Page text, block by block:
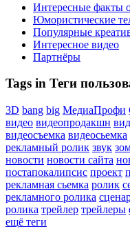
Интересные факты
Юмористические
Популярные
Интересное видео
Партнёры
Tags in Теги
3D bang big МедиаПрофи
видео видеопродакшн
видеосъемка видеосьемка
рекламный ролик звук
новости новости сайта
постапокалипсис проект
рекламная сьемка ролик
рекламного ролика
ролика трейлер трейлеры
ещё теги